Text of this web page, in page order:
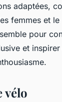
adaptées,
femmes et le
pour
et inspirer
vélo